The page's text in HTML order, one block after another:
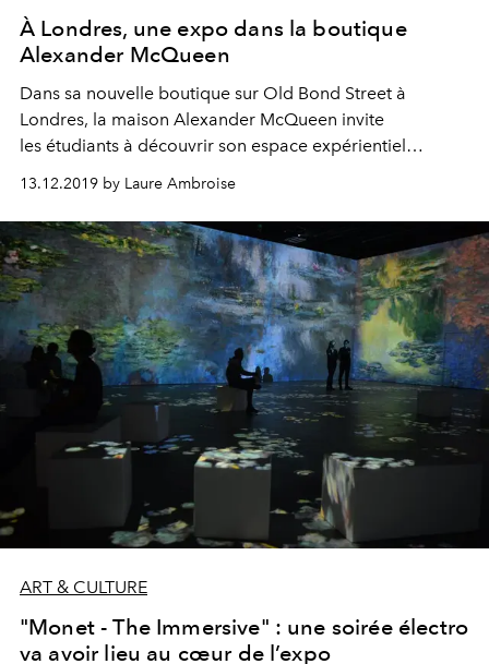
À Londres, une expo dans la boutique
Alexander McQueen
Dans sa nouvelle boutique sur Old Bond Street à
Londres, la maison Alexander McQueen invite
les étudiants à découvrir son espace expérientiel
création de la marque.
13.12.2019 by Laure Ambroise
ART & CULTURE
"Monet - The Immersive" : une soirée électro
va avoir lieu au cœur de l’expo